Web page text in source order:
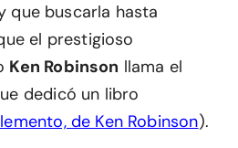
que buscarla hasta
el prestigioso
Ken Robinson llama el
dedicó un libro
de Ken Robinson).